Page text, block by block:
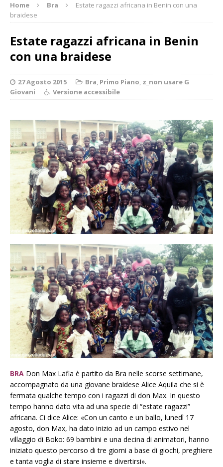
Home Bra
Estate ragazzi africana in Benin con una
braidese
Estate ragazzi africana in Benin
con una braidese
27 Agosto 2015 Bra, Primo Piano, z_non usare G
Giovani
Versione accessibile
BRA Don Max Lafia è partito da Bra nelle scorse settimane,
accompagnato da una giovane braidese Alice Aquila che si è
fermata qualche tempo con i ragazzi di don Max. In questo
tempo hanno dato vita ad una specie di “estate ragazzi”
africana. Ci dice Alice: «Con un canto e un ballo, lunedì 17
agosto, don Max, ha dato inizio ad un campo estivo nel
villaggio di Boko: 69 bambini e una decina di animatori, hanno
iniziato questo percorso di tre giorni a base di giochi, preghiere
e tanta voglia di stare insieme e divertirsi».